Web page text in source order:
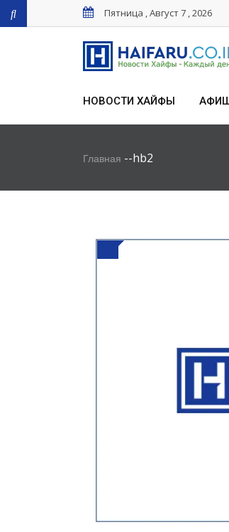
Пятница , Август 7 , 2026
НОВОСТИ ХАЙФЫ
Главная --hb2